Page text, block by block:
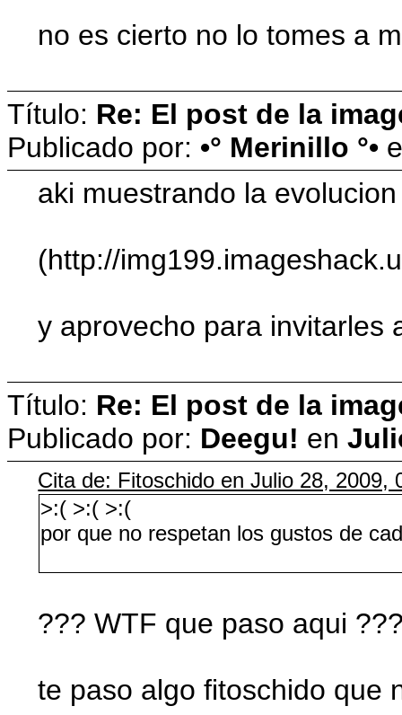
no es cierto no lo tomes a
Título: Re: El post de la
Publicado por: •° Merinillo °•
aki muestrando la
(http://
y aprovecho para invitarles
Título: Re: El post de la
Publicado por: Deegu! en
Cita de: Fitoschido en Julio 28, 2009,
>:( >:( >:(
por que no respetan los gustos de
??? WTF que paso aqui
te paso algo fitoschido que